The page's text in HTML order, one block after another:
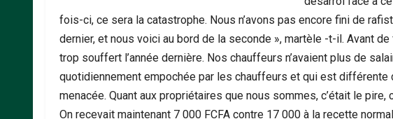
fois-ci, ce sera la catastrophe. Nous n’avons pas encore fini de
dernier, et nous voici au bord de la seconde », martèle -t-il. Avant
trop souffert l’année dernière. Nos chauffeurs n’avaient plus de
quotidiennement empochée par les chauffeurs et qui est différente
menacée. Quant aux propriétaires que nous sommes, c’était le pire,
On recevait maintenant 7 000 FCFA contre 17 000 à la recette